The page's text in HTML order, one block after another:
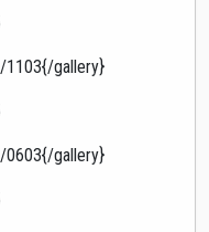
1103{/gallery}
0603{/gallery}